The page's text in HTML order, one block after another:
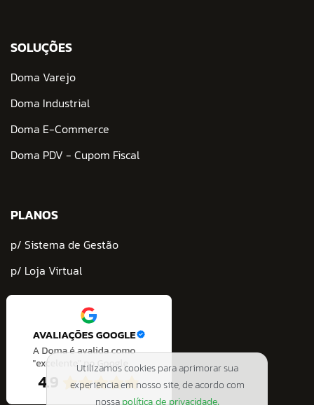
SOLUÇÕES
Doma Varejo
Doma Industrial
Doma E-Commerce
Doma PDV - Cupom Fiscal
PLANOS
p/ Sistema de Gestão
p/ Loja Virtual
Utilizamos cookies para aprimorar sua
experiência em nosso site, de acordo com
nossapolítica de privacidade.